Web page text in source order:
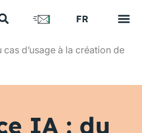
FR
EN
d’usage à la création de
IA : du